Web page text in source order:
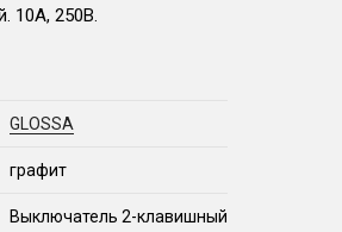
10А, 250В.
GLOSSA
графит
Выключатель 2-клавишный